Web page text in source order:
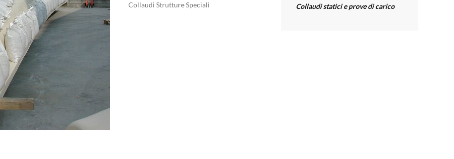
Collaudi Strutture Speciali
Collaudi statici e prove di carico